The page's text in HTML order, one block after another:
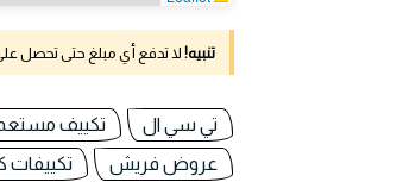
تنبيه! لا تدفع أي مبلغ حتى تحصل
تي سي ال تكييف
عروض فريش
تكييفات